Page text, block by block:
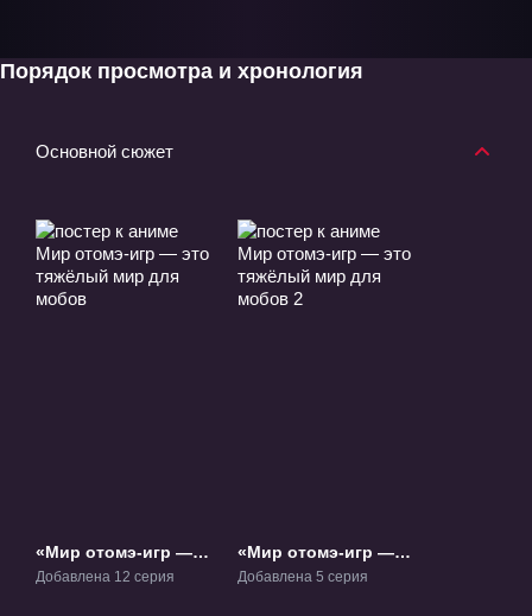
Порядок просмотра и хронология
Основной сюжет
«Мир отомэ-игр —
это тяжёлый мир
Добавлена 12 серия
«Мир отомэ-игр —
это тяжёлый мир
Добавлена 5 серия